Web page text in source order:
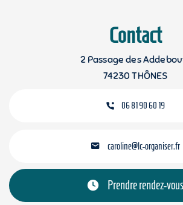
Contact
2 Passage des
74230 THÔNES
06 81 90 60 19
caroline@lc-organiser.fr
Prendre rendez-vous